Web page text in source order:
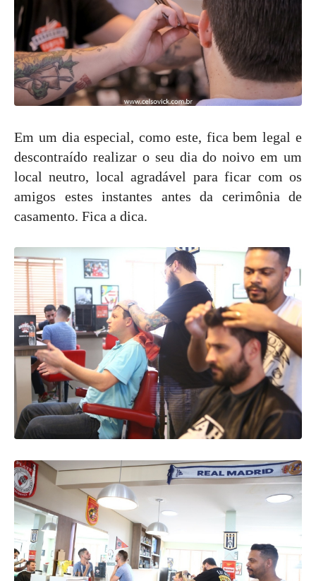
Em um dia especial, como este, fica bem legal e
descontraído realizar o seu dia do noivo em um
local neutro, local agradável para ficar com os
amigos estes instantes antes da cerimônia de
casamento. Fica a dica.